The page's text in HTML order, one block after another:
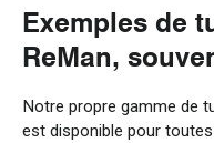
Exemples de
ReMan,
Notre propre gamme de
est disponible pour